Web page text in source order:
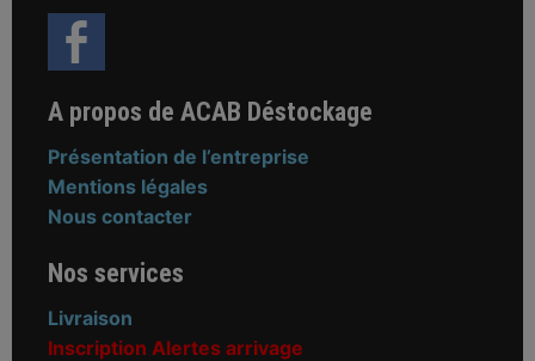
A propos de ACAB Déstockage
Présentation de l’entreprise
Mentions légales
Nous contacter
Nos services
Livraison
Inscription Alertes arrivage